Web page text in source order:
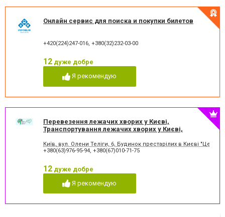
Онлайн сервис для поиска и покупки билетов
+420(224)247-016, +380(32)232-03-00
12 дуже добре
Я рекомендую
Перевезення лежачих хворих у Києві,
Транспортування лежачих хворих у Києві,
Київ, вул. Олени Теліги, 6, Будинок престарілих в Києві "Центр
+380(63)976-95-94, +380(67)010-71-75
12 дуже добре
Я рекомендую